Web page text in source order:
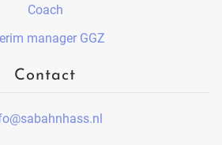
Coach
manager GGZ
Contact